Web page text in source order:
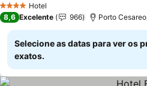
4 EstrelasHotel
8,6 Excelente 966 Porto
Selecione as datas para ver os
exatos.